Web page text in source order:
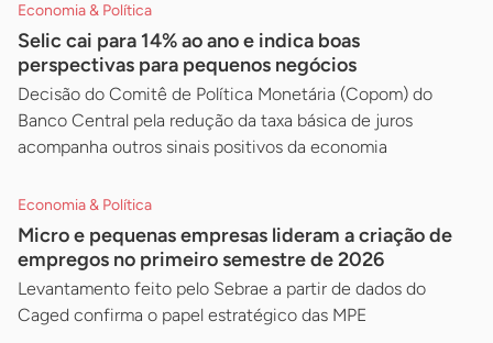
Economia & Política
Selic cai para 14% ao ano e indica boas
perspectivas para pequenos negócios
Decisão do Comitê de Política Monetária (Copom) do
Banco Central pela redução da taxa básica de juros
acompanha outros sinais positivos da economia
Economia & Política
Micro e pequenas empresas lideram a criação de
empregos no primeiro semestre de 2026
Levantamento feito pelo Sebrae a partir de dados do
Caged confirma o papel estratégico das MPE